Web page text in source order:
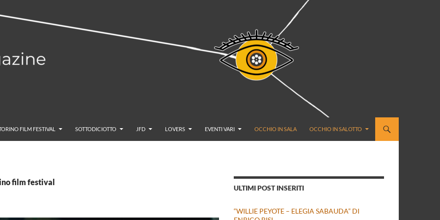
FILM FESTIVAL SOTTODICIOTTO JFD LOVERS EVENTI VARI OCCHIO IN SALA OCCHIO IN SALOTTO
film festival
ULTIMI POST INSERITI
“WILLIE PEYOTE – ELEGIA SABAUDA” DI